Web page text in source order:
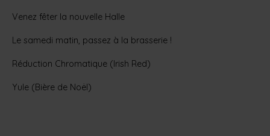
Venez fêter la nouvelle Halle
Le samedi matin, passez à la brasserie !
Réduction Chromatique (Irish Red)
Yule (Bière de Noël)